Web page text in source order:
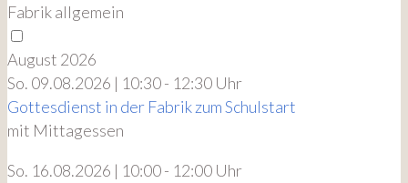
Fabrik allgemein
August 2026
So. 09.08.2026 | 10:30 - 12:30 Uhr
Gottesdienst in der Fabrik zum Schulstart
mit Mittagessen
So. 16.08.2026 | 10:00 - 12:00 Uhr